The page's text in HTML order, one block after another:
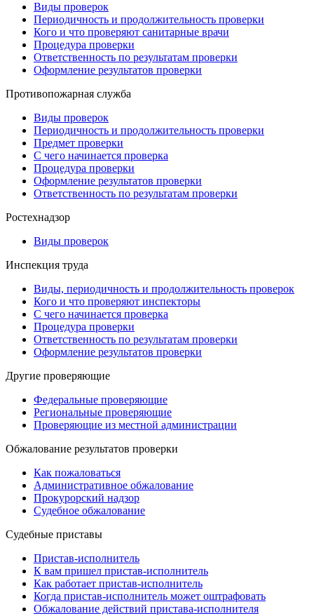
Виды проверок
Периодичность и продолжительность проверки
Кого и что проверяют санитарные врачи
Процедура проверки
Ответственность по результатам проверки
Оформление результатов проверки
Противопожарная служба
Виды проверок
Периодичность и продолжительность проверки
Предмет проверки
С чего начинается проверка
Процедура проверки
Оформление результатов проверки
Ответственность по результатам проверки
Ростехнадзор
Виды проверок
Инспекция труда
Виды, периодичность и продолжительность проверок
Кого и что проверяют инспекторы
С чего начинается проверка
Процедура проверки
Ответственность по результатам проверки
Оформление результатов проверки
Другие проверяющие
Федеральные проверяющие
Региональные проверяющие
Проверяющие из местной администрации
Обжалование результатов проверки
Как пожаловаться
Административное обжалование
Прокурорский надзор
Судебное обжалование
Судебные приставы
Пристав-исполнитель
К вам пришел пристав-исполнитель
Как работает пристав-исполнитель
Когда пристав-исполнитель может оштрафовать
Обжалование действий пристава-исполнителя